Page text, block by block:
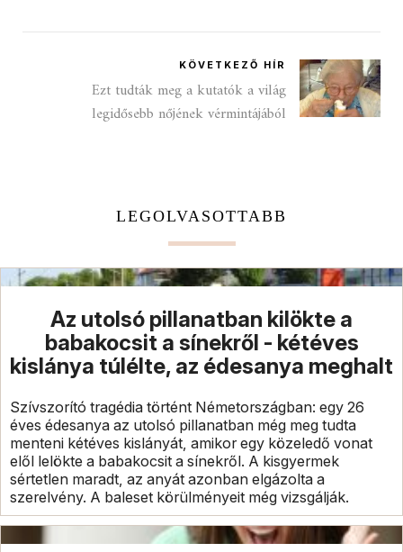
KÖVETKEZŐ HÍR
Ezt tudták meg a kutatók a világ
legidősebb nőjének vérmintájából
LEGOLVASOTTABB
Az utolsó pillanatban kilökte a
babakocsit a sínekről - kétéves
kislánya túlélte, az édesanya meghalt
Szívszorító tragédia történt Németországban: egy 26
éves édesanya az utolsó pillanatban még meg tudta
menteni kétéves kislányát, amikor egy közeledő vonat
elől lelökte a babakocsit a sínekről. A kisgyermek
sértetlen maradt, az anyát azonban elgázolta a
szerelvény. A baleset körülményeit még vizsgálják.